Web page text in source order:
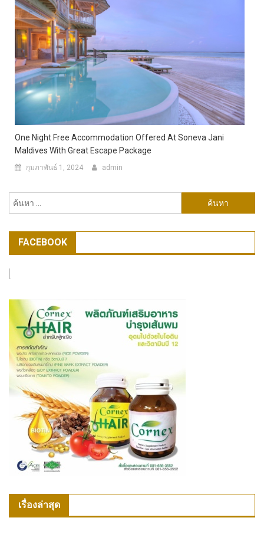
One Night Free Accommodation Offered At Soneva Jani
Maldives With Great Escape Package
กุมภาพันธ์ 1, 2024 admin
สำหรับ:
FACEBOOK
เรื่องล่าสุด